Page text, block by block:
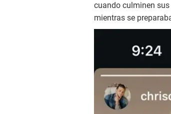
cuando culminen
mientras se